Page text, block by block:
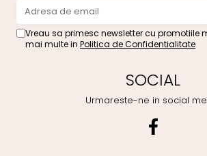
Vreau sa primesc newsletter cu promotiile
mai multe in Politica de Confidentialitate
SOCIAL
Urmareste-ne in social